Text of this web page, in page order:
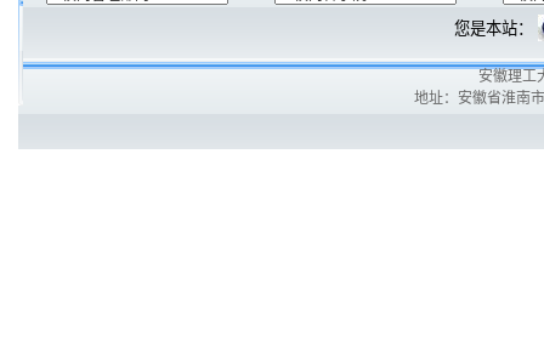
您是本站：
安徽理工
地址：安徽省淮南